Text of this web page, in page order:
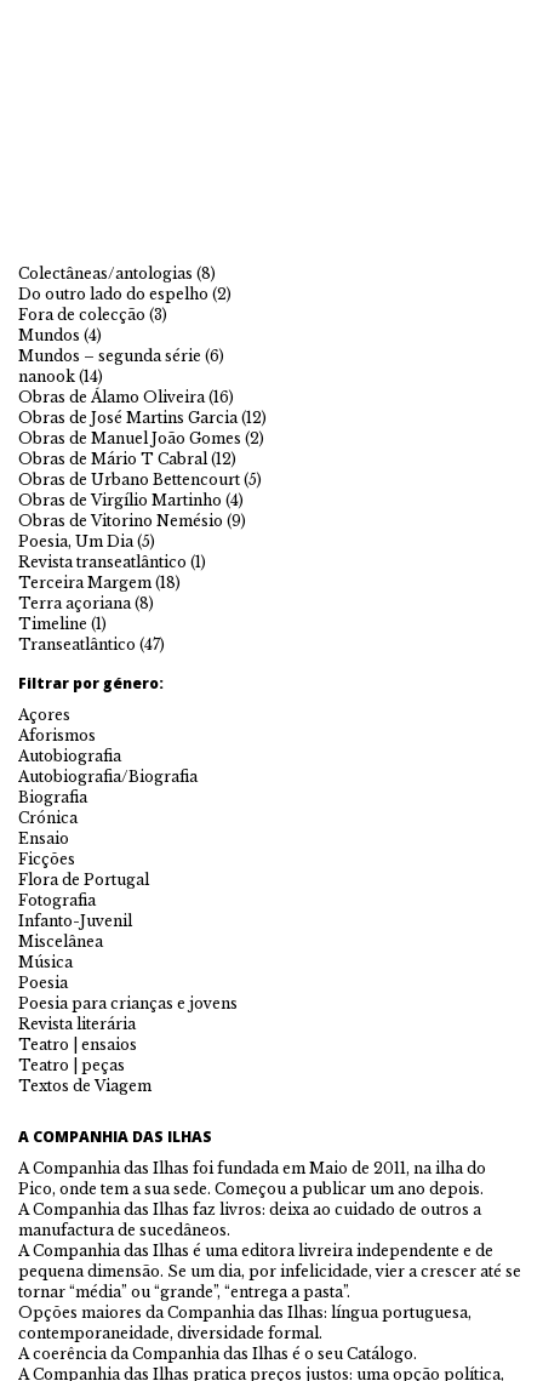
Colectâneas/antologias (8)
Do outro lado do espelho (2)
Fora de colecção (3)
Mundos (4)
Mundos – segunda série (6)
nanook (14)
Obras de Álamo Oliveira(16)
Obras de José Martins Garcia(12)
Obras de Manuel João Gomes (2)
Obras de Mário T Cabral(12)
Obras de Urbano Bettencourt (5)
Obras de Virgílio Martinho (4)
Obras de Vitorino Nemésio (9)
Poesia, Um Dia(5)
Revista transeatlântico (1)
Terceira Margem (18)
Terra açoriana(8)
Timeline (1)
Transeatlântico (47)
Filtrar por género:
Açores
Aforismos
Autobiografia
Autobiografia/Biografia
Biografia
Crónica
Ensaio
Ficções
Flora de Portugal
Fotografia
Infanto-Juvenil
Miscelânea
Música
Poesia
Poesia para crianças e jovens
Revista literária
Teatro | ensaios
Teatro | peças
Textos de Viagem
A COMPANHIA DAS ILHAS
A Companhia das Ilhas foi fundada em Maio de 2011, na ilha do
Pico, onde tem a sua sede. Começou a publicar um ano depois.
A Companhia das Ilhas faz livros: deixa ao cuidado de outros a
manufactura de sucedâneos.
A Companhia das Ilhas é uma editora livreira independente e de
pequena dimensão. Se um dia, por infelicidade, vier a crescer até se
tornar “média” ou “grande”, “entrega a pasta”.
Opções maiores da Companhia das Ilhas: língua portuguesa,
contemporaneidade, diversidade formal.
A coerência da Companhia das Ilhas é o seu Catálogo.
A Companhia das Ilhas pratica preços justos: uma opção política,